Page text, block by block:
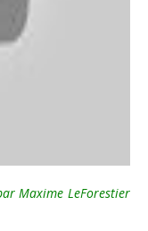
Maxime LeForestier